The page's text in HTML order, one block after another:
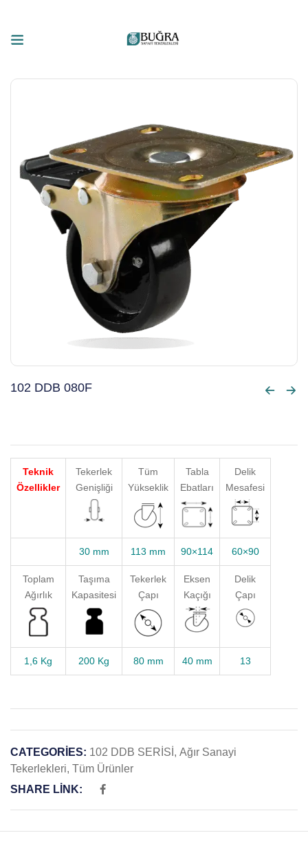
102 DDB 080F
Teknik
Özellikler
Tekerlek
Genişliği
Tüm
Yükseklik
Tabla
Ebatları
Delik
Mesafesi
30 mm 113 mm 90×114 60×90
Toplam
Ağırlık
Taşıma
Kapasitesi
Tekerlek
Çapı
Eksen
Kaçığı
Delik
Çapı
1,6 Kg 200 Kg 80 mm 40 mm 13
CATEGORIES: 102 DDB SERİSİ , Ağır Sanayi
Tekerlekleri, Tüm Ürünler
SHARE LINK: